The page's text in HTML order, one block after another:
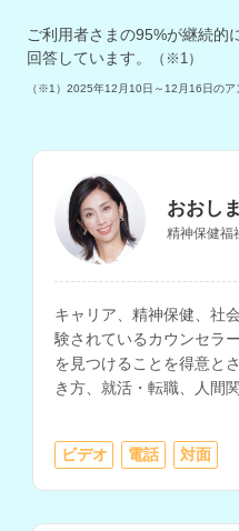
ご利用者さまの95%が継続的
回答しています。
（※1）
（※1） 2025年12月10日～12月16日のア
おおし
精神保健福
キャリア、精神保健、社
験されているカウンセラ
を見つけることを得意と
き方、就活・転職、人間
ビデオ 電話 対面